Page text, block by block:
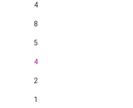
4
8
5
4
2
1